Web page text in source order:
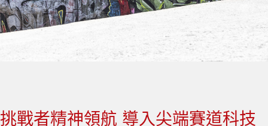
挑戰者精神領航 導入尖端賽道科技